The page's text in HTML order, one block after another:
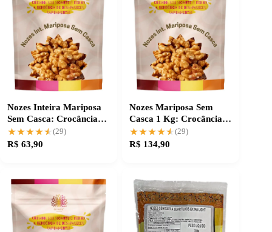
Nozes Inteira Mariposa
Sem Casca: Crocância
Extra Light
★★★★★
★★★★★ (29)
R$ 63,90
Nozes Mariposa Sem
Casca 1 Kg: Crocância e
Pureza Garantidas
★★★★★
★★★★★(29)
R$ 134,90